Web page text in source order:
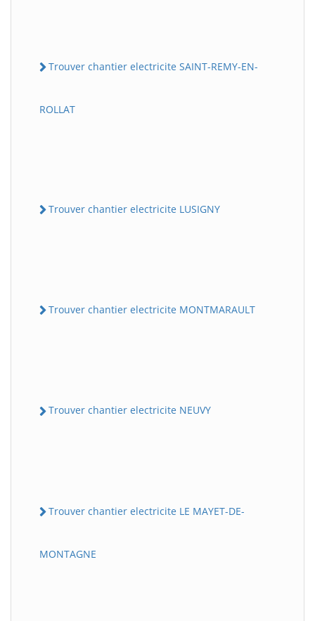
Trouver chantier electricite SAINT-REMY-EN-
ROLLAT
Trouver chantier electricite LUSIGNY
Trouver chantier electricite MONTMARAULT
Trouver chantier electricite NEUVY
Trouver chantier electricite LE MAYET-DE-
MONTAGNE